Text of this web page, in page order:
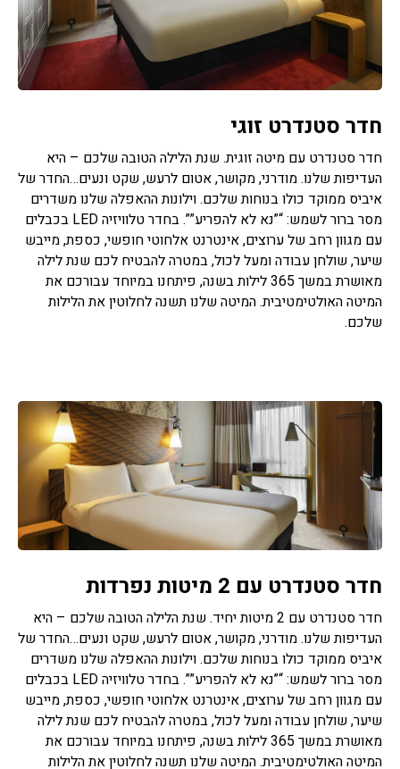
חדר סטנדרט זוגי
חדר סטנדרט עם מיטה זוגית. שנת הלילה הטובה שלכם – היא
העדיפות שלנו. מודרני, מקושר, אטום לרעש, שקט ונעים…החדר של
איביס ממוקד כולו בנוחות שלכם. וילונות ההאפלה שלנו משדרים
מסר ברור לשמש: “”נא לא להפריע””. בחדר טלוויזיה LED בכבלים
עם מגוון רחב של ערוצים, אינטרנט אלחוטי חופשי, כספת, מייבש
שיער, שולחן עבודה ומעל לכול, במטרה להבטיח לכם שנת לילה
מאושרת במשך 365 לילות בשנה, פיתחנו במיוחד עבורכם את
המיטה האולטימטיבית. המיטה שלנו תשנה לחלוטין את הלילות
שלכם.
חדר סטנדרט עם 2 מיטות נפרדות
חדר סטנדרט עם 2 מיטות יחיד. שנת הלילה הטובה שלכם – היא
העדיפות שלנו. מודרני, מקושר, אטום לרעש, שקט ונעים…החדר של
איביס ממוקד כולו בנוחות שלכם. וילונות ההאפלה שלנו משדרים
מסר ברור לשמש: “”נא לא להפריע””. בחדר טלוויזיה LED בכבלים
עם מגוון רחב של ערוצים, אינטרנט אלחוטי חופשי, כספת, מייבש
שיער, שולחן עבודה ומעל לכול, במטרה להבטיח לכם שנת לילה
מאושרת במשך 365 לילות בשנה, פיתחנו במיוחד עבורכם את
המיטה האולטימטיבית. המיטה שלנו תשנה לחלוטין את הלילות